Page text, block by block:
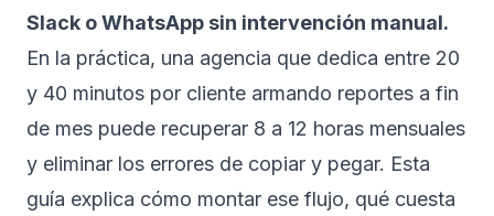
Slack o WhatsApp sin intervención manual.
En la práctica, una agencia que dedica entre 20
y 40 minutos por cliente armando reportes a fin
de mes puede recuperar 8 a 12 horas mensuales
y eliminar los errores de copiar y pegar. Esta
guía explica cómo montar ese flujo, qué cuesta